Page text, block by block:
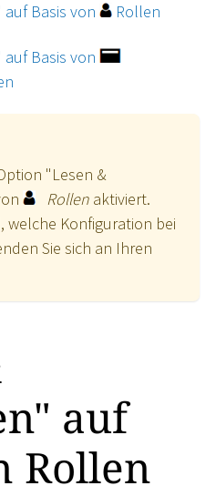
Basis von Rollen
Basis von
"Lesen &
Rollen aktiviert.
welche Konfiguration bei
Sie sich an Ihren
auf
Rollen